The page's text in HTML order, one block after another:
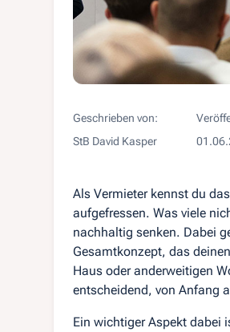
Geschrieben von:
StB David Kasper
Als Vermieter kennst du
aufgefressen. Was viele
nachhaltig senken. Dabei
Gesamtkonzept, das
Haus oder anderweitigen
entscheidend, von Anfang
Ein wichtiger Aspekt dabei